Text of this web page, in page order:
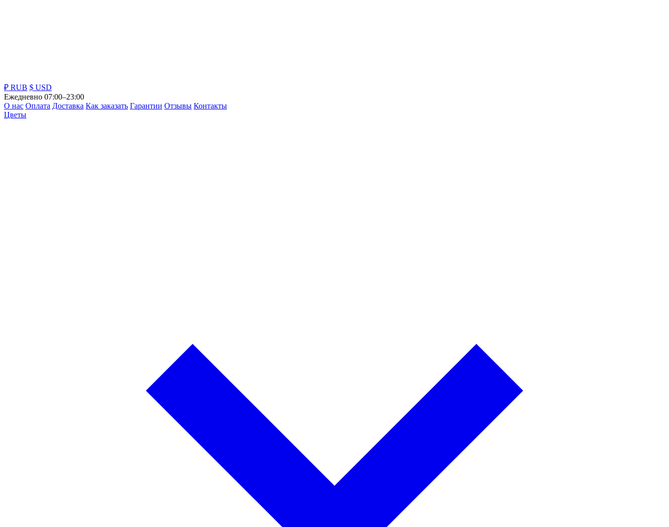
₽ RUB $ USD
Ежедневно 07:00–23:00
О нас Оплата Доставка Как заказать Гарантии Отзывы Контакты
Цветы